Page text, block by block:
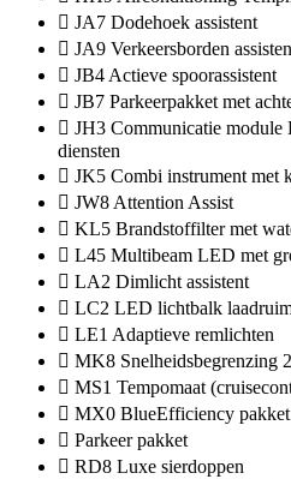
JA7 Dodehoek assistent
JA9 Verkeersborden
JB4 Actieve spoorassistent
JB7 Parkeerpakket met
JH3 Communicatie module
diensten
JK5 Combi instrument met
JW8 Attention Assist
KL5 Brandstoffilter met
L45 Multibeam LED met
LA2 Dimlicht assistent
LC2 LED lichtbalk
LE1 Adaptieve remlichten
MK8 Snelheidsbegrenzing
MS1 Tempomaat
MX0 BlueEfficiency pakket
Parkeer pakket
RD8 Luxe sierdoppen